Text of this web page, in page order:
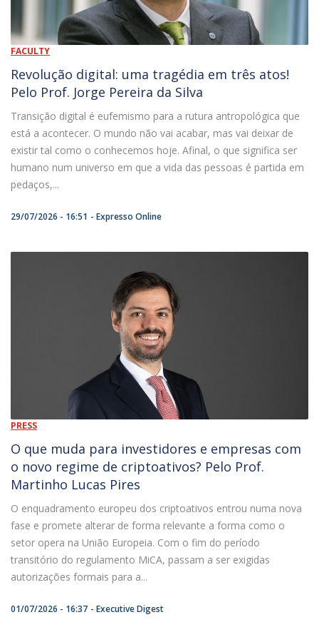
FACULTY
Revolução digital: uma tragédia em três atos!
Pelo Prof. Jorge Pereira da Silva
Transição digital é eufemismo para a rutura antropológica que
está a acontecer. O mundo não vai acabar, mas vai deixar de
existir tal como o conhecemos hoje. Afinal, o que significa ser
humano num universo em que a vida das pessoas é partida em
pedaços,...
29/07/2026 - 16:51 Expresso Online
PRESS
O que muda para investidores e empresas com
o novo regime de criptoativos? Pelo Prof.
Martinho Lucas Pires
O enquadramento europeu dos criptoativos entrou numa nova
fase e promete alterar de forma relevante a forma como o
setor opera na União Europeia. Com o fim do período
transitório do regulamento MiCA, passam a ser exigidas
autorizações formais para a...
01/07/2026 - 16:37 Executive Digest